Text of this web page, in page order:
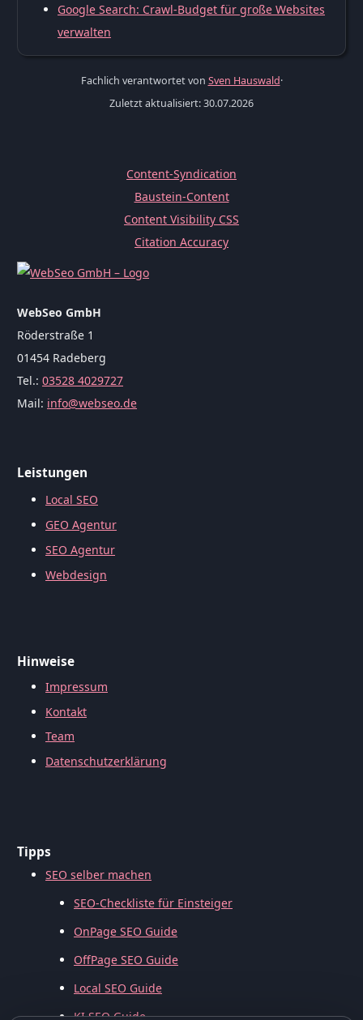
Google Search: Crawl-Budget für große Websites
verwalten
Fachlich verantwortet von Sven Hauswald·
Zuletzt aktualisiert: 30.07.2026
Content-Syndication
Baustein-Content
Content Visibility CSS
Citation Accuracy
WebSeo GmbH
Röderstraße 1
01454 Radeberg
Tel.: 03528 4029727
Mail: info@webseo.de
Leistungen
Local SEO
GEO Agentur
SEO Agentur
Webdesign
Hinweise
Impressum
Kontakt
Team
Datenschutzerklärung
Tipps
SEO selber machen
SEO-Checkliste für Einsteiger
OnPage SEO Guide
OffPage SEO Guide
Local SEO Guide
KI SEO Guide